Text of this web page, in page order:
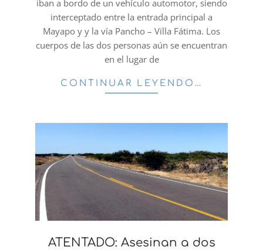
iban a bordo de un vehículo automotor, siendo
interceptado entre la entrada principal a
Mayapo y y la vía Pancho – Villa Fátima. Los
cuerpos de las dos personas aún se encuentran
en el lugar de
CONTINUAR LEYENDO…
ATENTADO: Asesinan a dos